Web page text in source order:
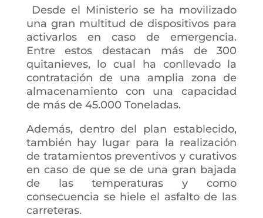
Desde el Ministerio se ha movilizado
una gran multitud de dispositivos para
activarlos en caso de emergencia.
Entre estos destacan más de 300
quitanieves, lo cual ha conllevado la
contratación de una amplia zona de
almacenamiento con una capacidad
de más de 45.000 Toneladas.
Además, dentro del plan establecido,
también hay lugar para la realización
de tratamientos preventivos y curativos
en caso de que se de una gran bajada
de las temperaturas y como
consecuencia se hiele el asfalto de las
carreteras.